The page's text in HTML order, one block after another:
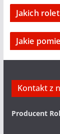
Jakich
Jakie
Kontakt z
Producent